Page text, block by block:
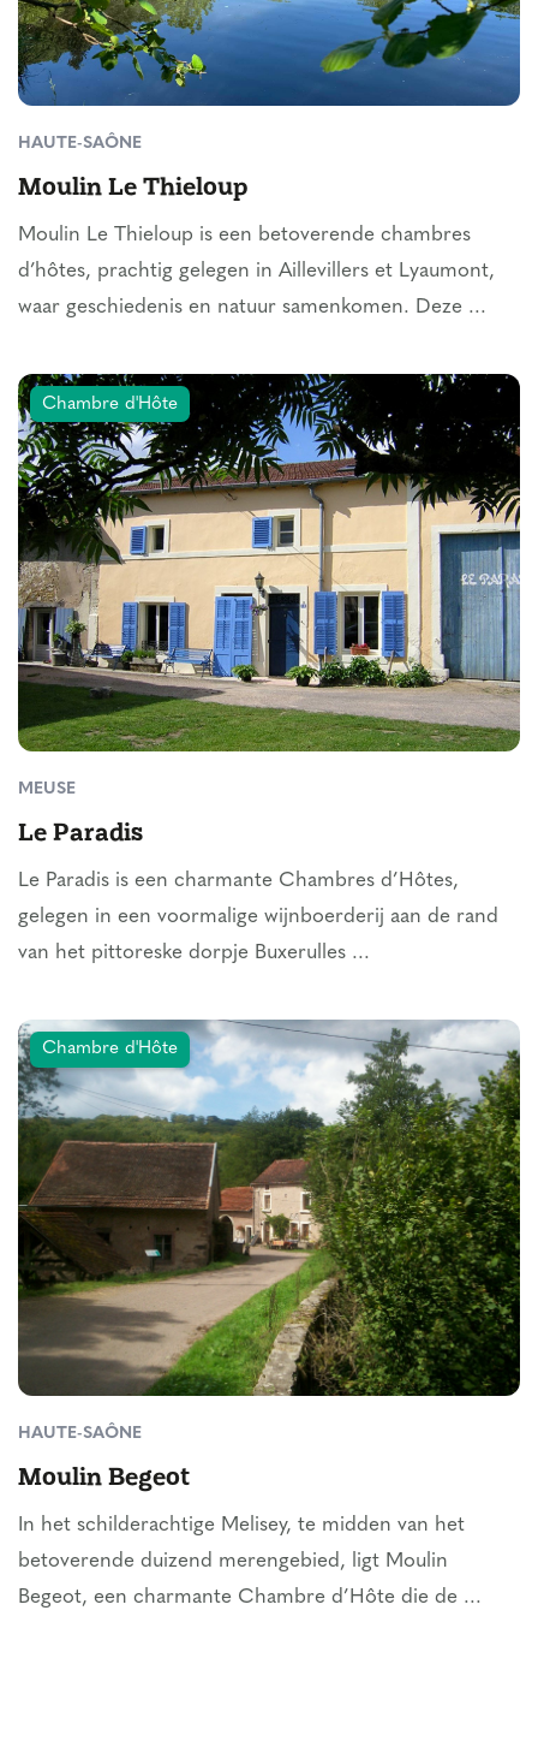
HAUTE-SAÔNE
Moulin Le Thieloup
Moulin Le Thieloup is een betoverende chambres
d’hôtes, prachtig gelegen in Aillevillers et Lyaumont,
waar geschiedenis en natuur samenkomen. Deze ...
Chambre d'Hôte
MEUSE
Le Paradis
Le Paradis is een charmante Chambres d’Hôtes,
gelegen in een voormalige wijnboerderij aan de rand
van het pittoreske dorpje Buxerulles ...
Chambre d'Hôte
HAUTE-SAÔNE
Moulin Begeot
In het schilderachtige Melisey, te midden van het
betoverende duizend merengebied, ligt Moulin
Begeot, een charmante Chambre d’Hôte die de ...